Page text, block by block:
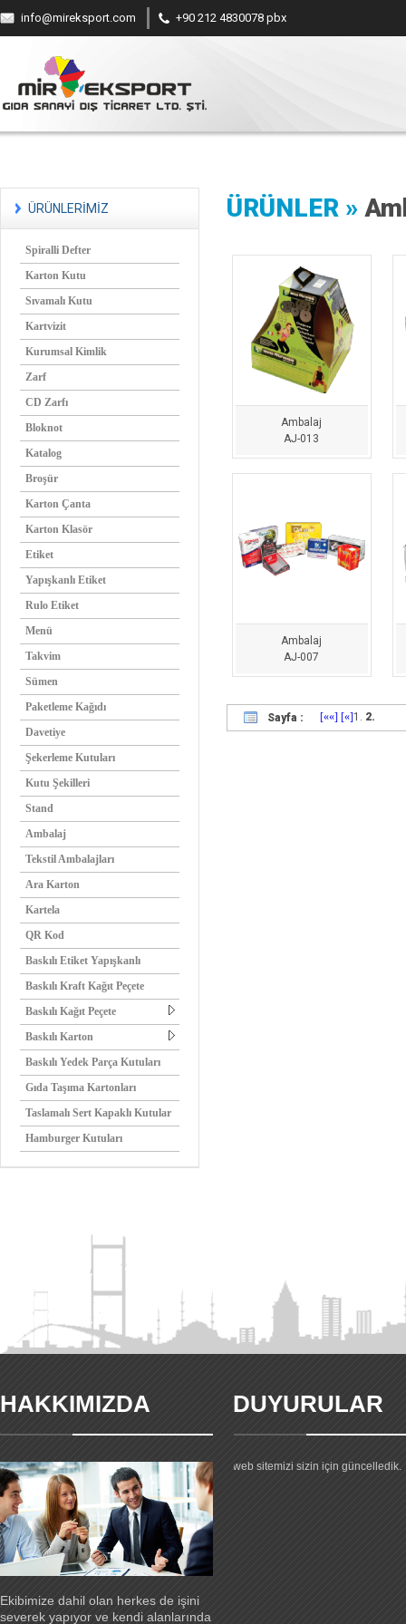
info@mireksport.com +90 212 4830078 pbx
ÜRÜNLERİMİZ
Spiralli Defter
Karton Kutu
Sıvamalı Kutu
Kartvizit
Kurumsal Kimlik
Zarf
CD Zarfı
Bloknot
Katalog
Broşür
Karton Çanta
Karton Klasör
Etiket
Yapışkanlı Etiket
Rulo Etiket
Menü
Takvim
Sümen
Paketleme Kağıdı
Davetiye
Şekerleme Kutuları
Kutu Şekilleri
Stand
Ambalaj
Tekstil Ambalajları
Ara Karton
Kartela
QR Kod
Baskılı Etiket Yapışkanlı
Baskılı Kraft Kağıt Peçete
Baskılı Kağıt Peçete
Baskılı Karton
Baskılı Yedek Parça Kutuları
Gıda Taşıma Kartonları
Taslamalı Sert Kapaklı Kutular
Hamburger Kutuları
ÜRÜNLER »
Ambalaj
AJ-013
Ambalaj
AJ-007
Sayfa : [««] [«]1. 2.
HAKKIMIZDA
Ekibimize dahil olan herkes de işini
severek yapıyor ve kendi alanlarında
DUYURULAR
Yeni web sitemiz yayında.